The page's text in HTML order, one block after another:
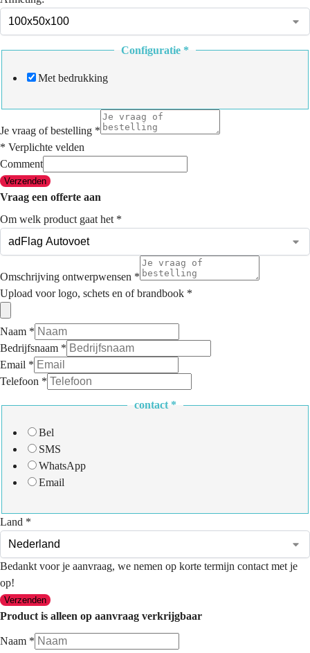
Configuratie *
Met bedrukking
Je vraag of bestelling *
* Verplichte velden
Comment
Verzenden
Vraag een offerte aan
Om welk product gaat het *
Omschrijving ontwerpwensen *
Upload voor logo, schets en of brandbook *
Naam *
Bedrijfsnaam *
Email *
Telefoon *
contact *
Bel
SMS
WhatsApp
Email
Land *
Bedankt voor je aanvraag, we nemen op korte termijn contact met je
op!
Verzenden
Product is alleen op aanvraag verkrijgbaar
Naam *